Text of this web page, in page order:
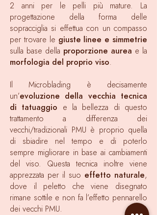
2 anni per le pelli più mature. La
progettazione della forma delle
sopracciglia si effettua con un compasso
per trovare le giuste linee e simmetrie
sulla base della proporzione aurea e la
morfologia del proprio viso.
Il Microblading è decisamente
un’evoluzione della vecchia tecnica
di tatuaggio e la bellezza di questo
trattamento a differenza dei
vecchi/tradizionali PMU è proprio quella
di sbiadire nel tempo e di poterlo
sempre migliorare in base ai cambiamenti
del viso. Questa tecnica inoltre viene
apprezzata per il suo effetto naturale,
dove il peletto che viene disegnato
rimane sottile e non fa l’effetto pennarello
dei vecchi PMU.